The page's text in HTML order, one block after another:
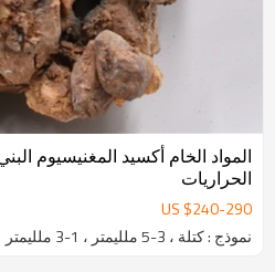
الحراريات
US $240-290
نموذج : كتلة ، 3-5 ملليمتر ، 1-3 ملليمتر